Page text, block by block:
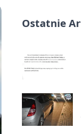
Ostatnie